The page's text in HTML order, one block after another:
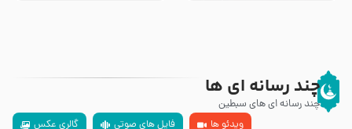
چند رسانه ای ها
چند رسانه ای های سبطین
ویدئو ها
فایل های صوتی گالری عکس